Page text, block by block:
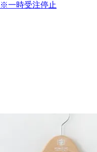
※一時受注停止